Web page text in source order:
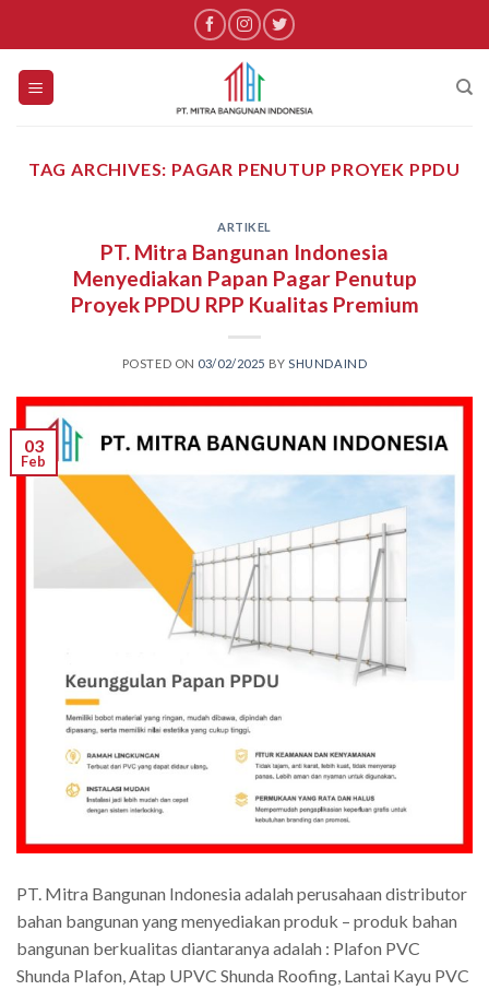
content
TAG ARCHIVES: PAGAR PENUTUP PROYEK PPDU
ARTIKEL
PT. Mitra Bangunan Indonesia
Menyediakan Papan Pagar Penutup
Proyek PPDU RPP Kualitas Premium
POSTED ON 03/02/2025 BY SHUNDAIND
03
Feb
PT. Mitra Bangunan Indonesia adalah perusahaan distributor
bahan bangunan yang menyediakan produk – produk bahan
bangunan berkualitas diantaranya adalah : Plafon PVC
Shunda Plafon, Atap UPVC Shunda Roofing, Lantai Kayu PVC